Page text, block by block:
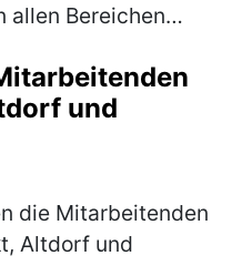
allen Bereichen
(mehr)
und
die Mitarbeitenden
Altdorf und